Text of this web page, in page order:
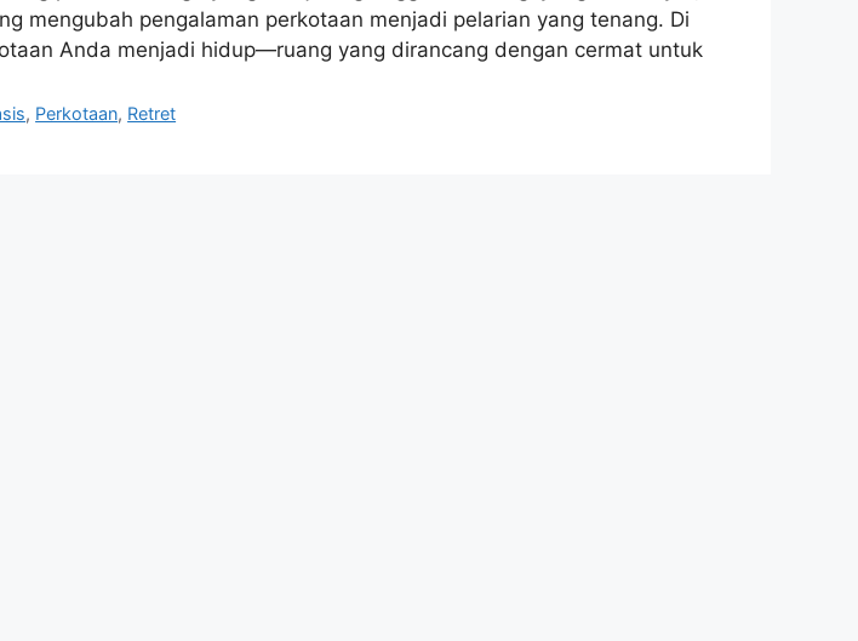
mengubah pengalaman perkotaan menjadi pelarian yang tenang. Di
Anda menjadi hidup—ruang yang dirancang dengan cermat untuk
, Perkotaan, Retret